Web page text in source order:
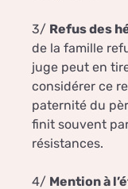
3/ Refus des
de la famille
juge peut en
considérer ce
paternité du
finit souvent
résistances.
4/ Mention à